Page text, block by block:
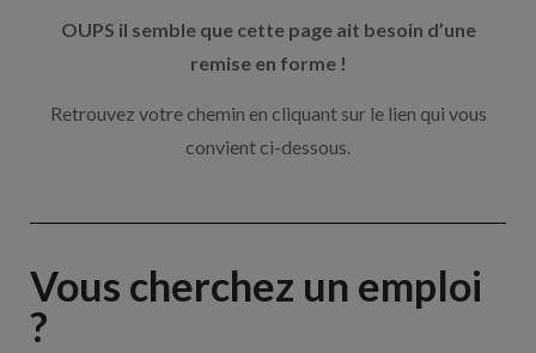
OUPS il semble que cette page ait besoin d’une
remise en forme !
Retrouvez votre chemin en cliquant sur le lien qui vous
convient ci-dessous.
Vous cherchez un emploi
?